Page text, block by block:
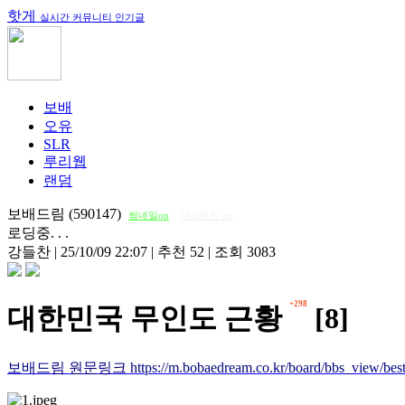
핫게 실시간 커뮤니티 인기글
보배
오유
SLR
루리웹
랜덤
보배드림 (590147) 썸네일on
로딩중. . .
강들찬 | 25/10/09 22:07 | 추천 52 | 조회 3083
대한민국 무인도 근황 +298 [8]
보배드림 원문링크 https://m.bobaedream.co.kr/board/bbs_view/